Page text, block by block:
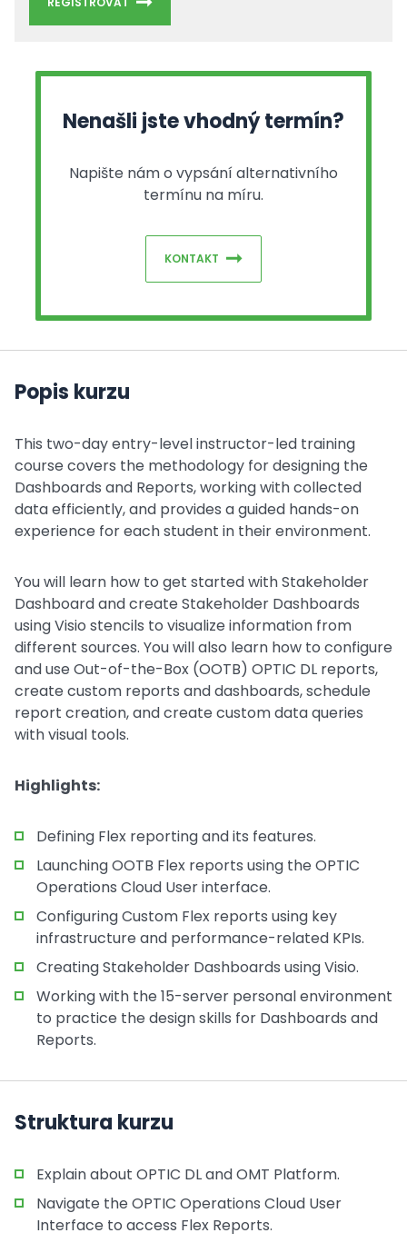
Nenašli jste vhodný termín?
Napište nám o vypsání alternativního
termínu na míru.
KONTAKT
Popis kurzu
This two-day entry-level instructor-led training
course covers the methodology for designing the
Dashboards and Reports, working with collected
data efficiently, and provides a guided hands-on
experience for each student in their environment.
You will learn how to get started with Stakeholder
Dashboard and create Stakeholder Dashboards
using Visio stencils to visualize information from
different sources. You will also learn how to configure
and use Out-of-the-Box (OOTB) OPTIC DL reports,
create custom reports and dashboards, schedule
report creation, and create custom data queries
with visual tools.
Highlights:
Defining Flex reporting and its features.
Launching OOTB Flex reports using the OPTIC
Operations Cloud User interface.
Configuring Custom Flex reports using key
infrastructure and performance-related KPIs.
Creating Stakeholder Dashboards using Visio.
Working with the 15-server personal environment
to practice the design skills for Dashboards and
Reports.
Struktura kurzu
Explain about OPTIC DL and OMT Platform.
Navigate the OPTIC Operations Cloud User
Interface to access Flex Reports.